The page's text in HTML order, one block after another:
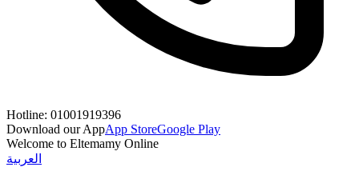
Hotline: 01001919396
Download our AppApp StoreGoogle Play
Welcome to Eltemamy Online
العربية